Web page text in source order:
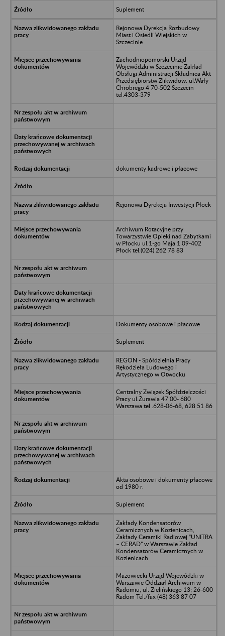
Suplement
Rejonowa Dyrekcja Rozbudowy
Miast i Osiedli Wiejskich w
Szczecinie
Zachodniopomorski Urząd
Wojewódzki w Szczecinie Zakład
Obsługi Administracji Składnica Akt
Przedsiębiorstw Zlikwidow. ul.Wały
Chrobrego 4 70-502 Szczecin
tel.4303-379
dokumenty kadrowe i płacowe
Rejonowa Dyrekcja Inwestycji Płock
Archiwum Rotacyjne przy
Towarzystwie Opieki nad Zabytkami
w Płocku ul.1-go Maja 1 09-402
Płock tel.(024) 262 78 83
Dokumenty osobowe i płacowe
Suplement
REGON - Spółdzielnia Pracy
Rękodzieła Ludowego i
Artystycznego w Otwocku
Centralny Związek Spółdzielczości
Pracy ul.Żurawia 47 00- 680
Warszawa tel .628-06-68, 628 51 86
Akta osobowe i dokumenty płacowe
od 1980 r.
Suplement
Zakłady Kondensatorów
Ceramicznych w Kozienicach,
Zakłady Ceramiki Radiowej “UNITRA
– CERAD” w Warszawie Zakład
Kondensatorów Ceramicznych w
Kozienicach
Mazowiecki Urząd Wojewódzki w
Warszawie Oddział Archiwum w
Radomiu, ul. Zielińskiego 13; 26-600
Radom Tel./fax (48) 363 87 07